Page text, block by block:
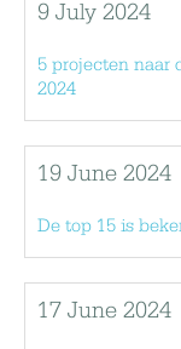
9 July 2024
5 projecten naar
2024
19 June 2024
De top 15 is
17 June 2024